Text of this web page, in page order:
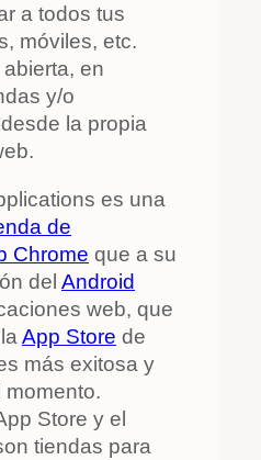
a todos tus
móviles, etc.
en
y/o
la propia
es una
de
Chrome que a su
del Android
web, que
App Store de
más exitosa y
momento.
Store y el
tiendas para